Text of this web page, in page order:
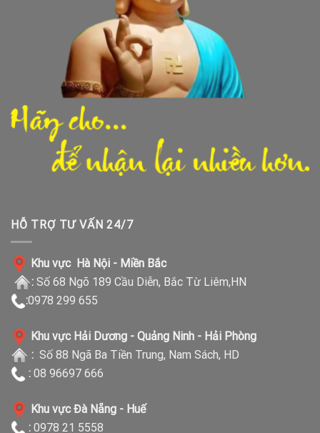
HỖ TRỢ TƯ VẤN 24/7
Khu vực Hà Nội - Miền Bắc
: Số 68 Ngõ 189 Cầu Diễn, Bắc Từ Liêm,HN
:0978 299 655
Khu vực Hải Dương - Quảng Ninh - Hải Phòng
: Số 88 Ngã Ba Tiền Trung, Nam Sách, HD
: 08 96697 666
Khu vực Đà Nẵng - Huế
: 0978 21 5558